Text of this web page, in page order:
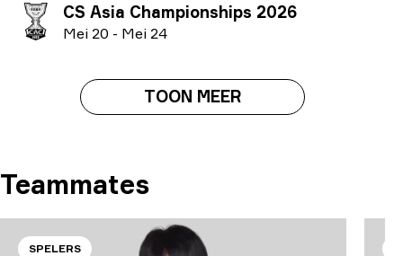
CS Asia Championships 2026
Mei 20 - Mei 24
TOON MEER
Teammates
SPELERS